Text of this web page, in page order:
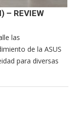
– REVIEW
las
de la ASUS
para diversas